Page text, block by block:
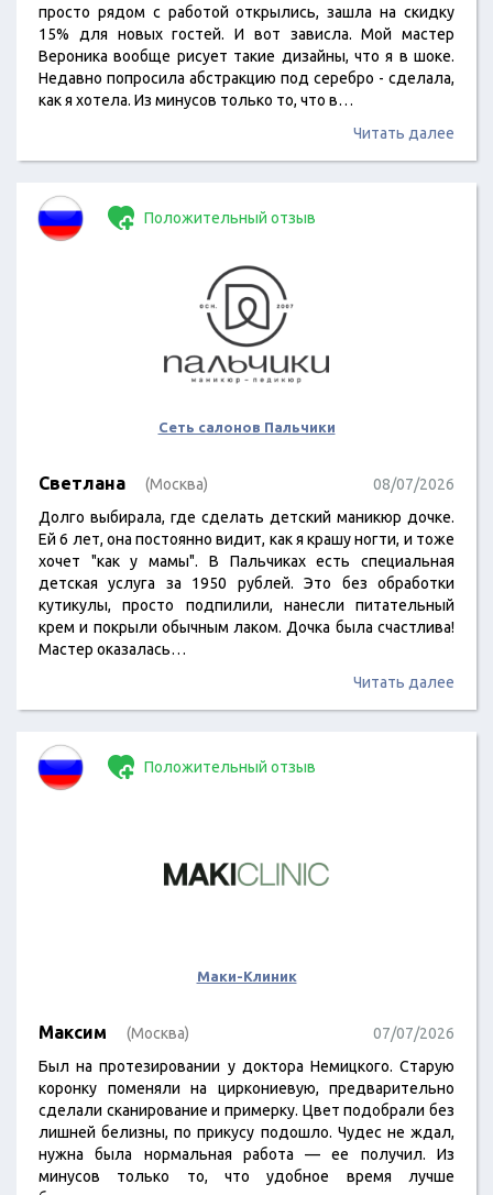
просто рядом с работой открылись, зашла на скидку
15% для новых гостей. И вот зависла. Мой мастер
Вероника вообще рисует такие дизайны, что я в шоке.
Недавно попросила абстракцию под серебро - сделала,
как я хотела. Из минусов только то, что в…
Читать далее
Положительный отзыв
Сеть салонов Пальчики
Светлана (Москва)
08/07/2026
Долго выбирала, где сделать детский маникюр дочке.
Ей 6 лет, она постоянно видит, как я крашу ногти, и тоже
хочет "как у мамы". В Пальчиках есть специальная
детская услуга за 1950 рублей. Это без обработки
кутикулы, просто подпилили, нанесли питательный
крем и покрыли обычным лаком. Дочка была счастлива!
Мастер оказалась…
Читать далее
Положительный отзыв
Маки-Клиник
Максим (Москва)
07/07/2026
Был на протезировании у доктора Немицкого. Старую
коронку поменяли на циркониевую, предварительно
сделали сканирование и примерку. Цвет подобрали без
лишней белизны, по прикусу подошло. Чудес не ждал,
нужна была нормальная работа — ее получил. Из
минусов только то, что удобное время лучше